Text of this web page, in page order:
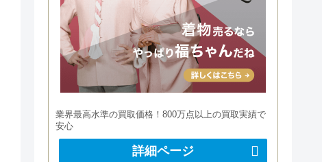
業界最高水準の買取価格！800万点以上の買取実績で
安心
詳細ページ